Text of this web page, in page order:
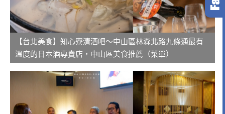
【台北美食】知心寮清酒吧～中山區林森北路九條通最有
溫度的日本酒專賣店，中山區美食推薦（菜單）